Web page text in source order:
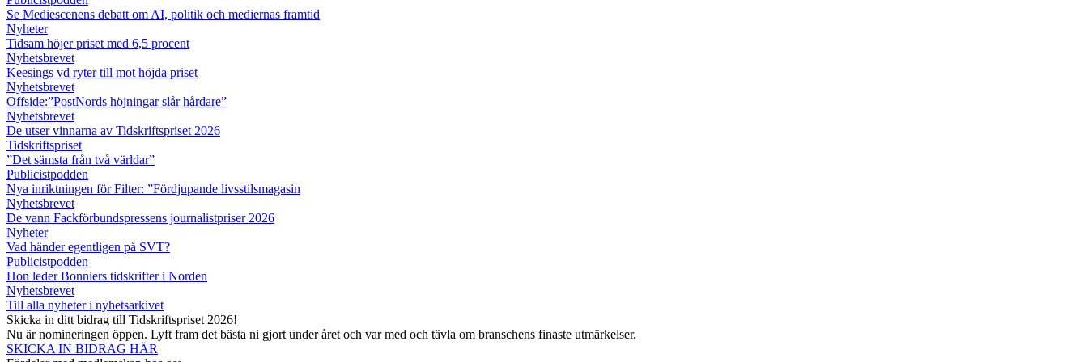
Se Mediescenens debatt om AI, politik och mediernas framtid
Nyheter
Tidsam höjer priset med 6,5 procent
Nyhetsbrevet
Keesings vd ryter till mot höjda priset
Nyhetsbrevet
Offside:”PostNords höjningar slår hårdare”
Nyhetsbrevet
De utser vinnarna av Tidskriftspriset 2026
Tidskriftspriset
”Det sämsta från två världar”
Publicistpodden
Nya inriktningen för Filter: ”Fördjupande livsstilsmagasin
Nyhetsbrevet
De vann Fackförbundspressens journalistpriser 2026
Nyheter
Vad händer egentligen på SVT?
Publicistpodden
Hon leder Bonniers tidskrifter i Norden
Nyhetsbrevet
Till alla nyheter i nyhetsarkivet
Skicka in ditt bidrag till Tidskriftspriset 2026!
Nu är nomineringen öppen. Lyft fram det bästa ni gjort under året och var med och tävla om branschens finaste utmärkelser.
SKICKA IN BIDRAG HÄR